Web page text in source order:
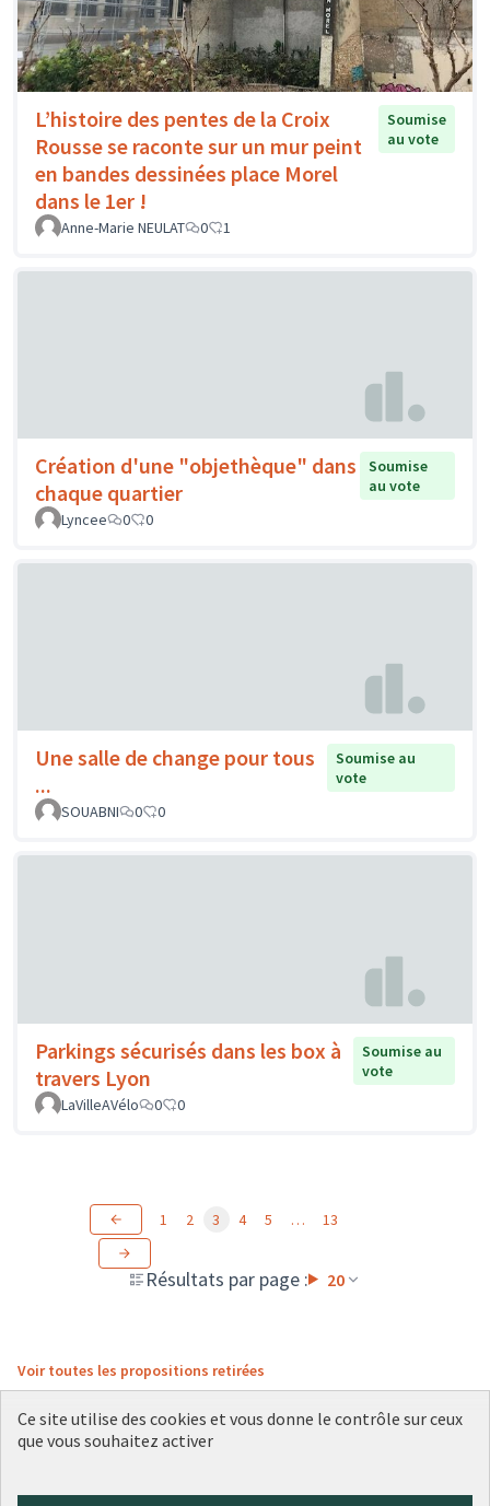
L’histoire des pentes de la Croix
Rousse se raconte sur un mur peint
en bandes dessinées place Morel
dans le 1er !
Soumise
au vote
Anne-Marie NEULAT 0 1
Création d'une "objethèque" dans
chaque quartier
Soumise
au vote
Lyncee
0 0
Une salle de change pour tous
...
Soumise au
vote
SOUABNI
0 0
Parkings sécurisés dans les box à
travers Lyon
Soumise au
vote
LaVilleAVélo
0 0
Résultats par page : 20
1 2 3 4 5 … 13
Voir toutes les propositions retirées
Ce site utilise des cookies et vous donne le contrôle sur ceux
que vous souhaitez activer